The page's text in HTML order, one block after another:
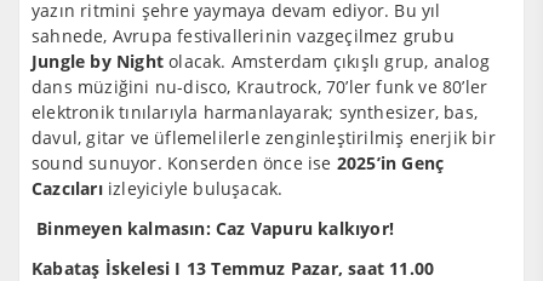
yazın ritmini şehre yaymaya devam ediyor. Bu yıl
sahnede, Avrupa festivallerinin vazgeçilmez grubu
Jungle by Night olacak. Amsterdam çıkışlı grup, analog
dans müziğini nu-disco, Krautrock, 70’ler funk ve 80’ler
elektronik tınılarıyla harmanlayarak; synthesizer, bas,
davul, gitar ve üflemelilerle zenginleştirilmiş enerjik bir
sound sunuyor. Konserden önce ise 2025’in Genç
Cazcılarıizleyiciyle buluşacak.
Binmeyen kalmasın: Caz Vapuru kalkıyor!
Kabataş İskelesi I 13 Temmuz Pazar, saat 11.00